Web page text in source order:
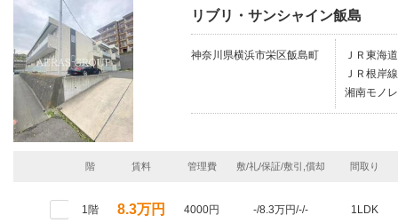
リブリ・サンシャイン飯島
神奈川県横浜市栄区飯島町
ＪＲ東海
ＪＲ根岸
湘南モノ
階 賃料 管理費 敷/礼/保証/敷引,償却 間取り
1階 8.3万円 4000円 -/8.3万円/-/- 1LDK